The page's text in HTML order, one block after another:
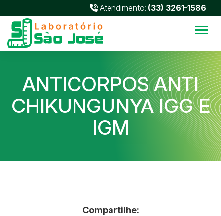
Atendimento: (33) 3261-1586
ANTICORPOS ANTI
CHIKUNGUNYA IGG E
IGM
Compartilhe: